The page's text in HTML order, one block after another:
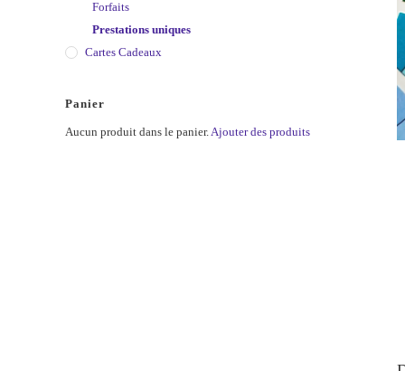
Forfaits
Prestations uniques
Cartes Cadeaux
Panier
Aucun produit dans le panier.Ajouter des produits